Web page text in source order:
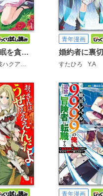
ある日、惰眠を貪っていたら一族から追放されて森に捨てられました そのまま寝てたら周りが勝手に魔物の国を作ってたけど、私は気にせず今日も眠ります コミック版
ハクア まさよ
青年漫画
すたひろ Y.A
青年漫画